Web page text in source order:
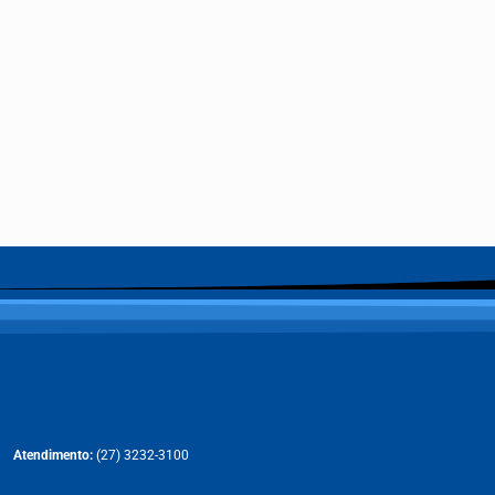
Atendimento: (27) 3232-3100